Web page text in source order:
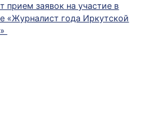
прием заявок на участие в
«Журналист года Иркутской